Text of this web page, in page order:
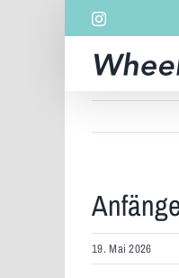
Instagram
19. Mai 2026